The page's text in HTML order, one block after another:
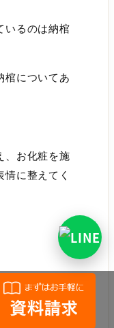
いるのは納棺
棺についてあ
、お化粧を施
情に整えてく
しました。
も病気や年齢